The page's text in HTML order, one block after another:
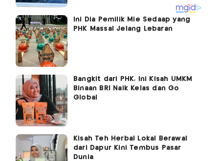
Ini Dia Pemilik Mie Sedaap yang
PHK Massal Jelang Lebaran
Bangkit dari PHK, Ini Kisah UMKM
Binaan BRI Naik Kelas dan Go
Global
Kisah Teh Herbal Lokal Berawal
dari Dapur Kini Tembus Pasar
Dunia